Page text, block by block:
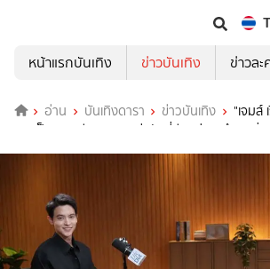
หน้าแรกบันเทิง
ข่าวบันเทิง ข่าวละ
อ่าน บันเทิงดารา ข่าวบันเทิง
"เจมส์
การเป็นภาวะมีบุตรยาก เล่าวันที่ชีวิตคู่เคยถึงจุดดิ่งสุ